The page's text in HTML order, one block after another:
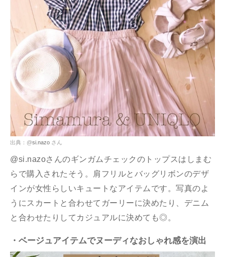
出典：@si.nazo さん
@si.nazoさんのギンガムチェックのトップスはしまむ
らで購入されたそう。肩フリルとバッグリボンのデザ
インが女性らしいキュートなアイテムです。写真のよ
うにスカートと合わせてガーリーに決めたり、デニム
と合わせたりしてカジュアルに決めても◎。
・ベージュアイテムでヌーディなおしゃれ感を演出